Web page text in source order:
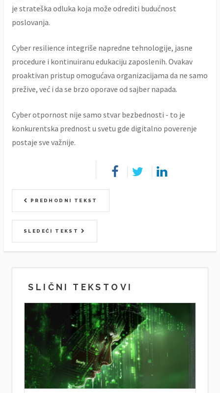
je strateška odluka koja može odrediti budućnost
poslovanja.
Cyber resilience integriše napredne tehnologije, jasne
procedure i kontinuiranu edukaciju zaposlenih. Ovakav
proaktivan pristup omogućava organizacijama da ne samo
prežive, već i da se brzo oporave od sajber napada.
Cyber otpornost nije samo stvar bezbednosti - to je
konkurentska prednost u svetu gde digitalno poverenje
postaje sve važnije.
PREDHODNI TEKST
SLEDEĆI TEKST
SLIČNI TEKSTOVI